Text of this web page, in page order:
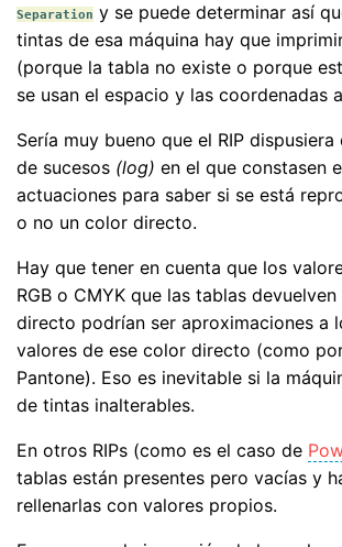
Separation y se puede determinar así
tintas de esa máquina hay que
(porque la tabla no existe o porque
se usan el espacio y las coordenadas
Sería muy bueno que el RIP
de sucesos (log) en el que constasen
actuaciones para saber si se está
o no un color directo.
Hay que tener en cuenta que los
RGB o CMYK que las tablas
directo podrían ser aproximaciones a
valores de ese color directo (como
Pantone). Eso es inevitable si la
de tintas inalterables.
En otros RIPs (como es el caso de
tablas están presentes pero vacías y
rellenarlas con valores propios.